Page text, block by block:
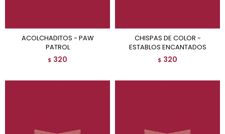
ACOLCHADITOS - PAW
PATROL
$ 320
CHISPAS DE COLOR -
ESTABLOS ENCANTADOS
$ 320